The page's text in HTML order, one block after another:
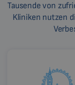
Tausende von
Kliniken nutzen